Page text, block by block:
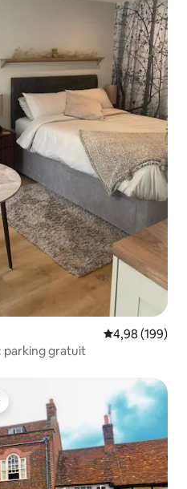
Évaluation
4,98 (199)
parking gratuit
plus appréciés